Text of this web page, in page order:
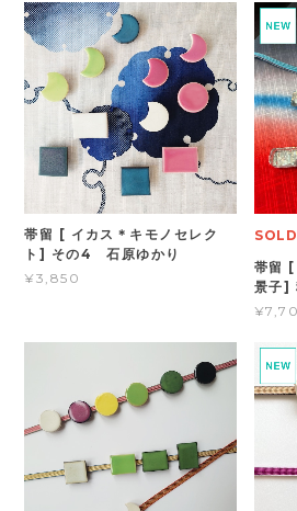
帯留 [ イカス＊キモノセレク
ト] その4 石原ゆかり
¥3,850
帯留 [
景子]